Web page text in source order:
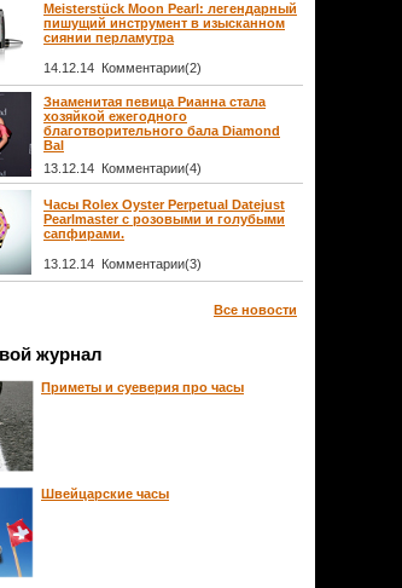
Meisterstück Moon Pearl: легендарный
пишущий инструмент в изысканном
сиянии перламутра
14.12.14 Комментарии(2)
Знаменитая певица Рианна стала
хозяйкой ежегодного
благотворительного бала Diamond
Bal
13.12.14 Комментарии(4)
Часы Rolex Oyster Perpetual Datejust
Pearlmaster с розовыми и голубыми
сапфирами.
13.12.14 Комментарии(3)
Все новости
журнал
Приметы и суеверия про часы
Швейцарские часы